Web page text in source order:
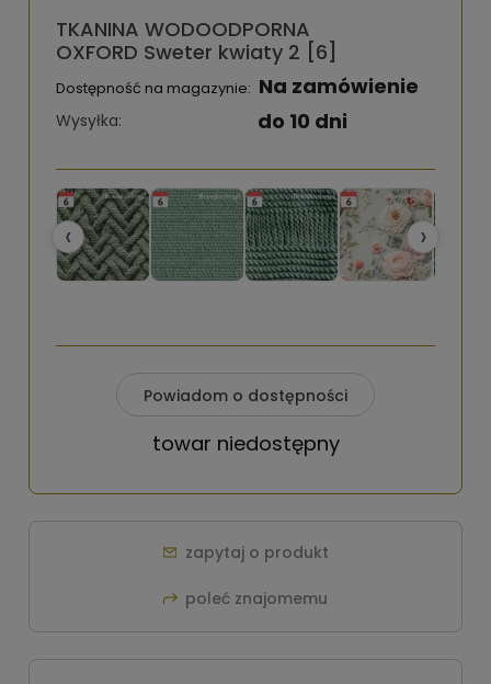
TKANINA WODOODPORNA
OXFORD Sweter kwiaty 2 [6]
Dostępność na magazynie: Na zamówienie
Wysyłka: do 10 dni
‹ ›
Powiadom o dostępności
towar niedostępny
zapytaj o produkt
poleć znajomemu